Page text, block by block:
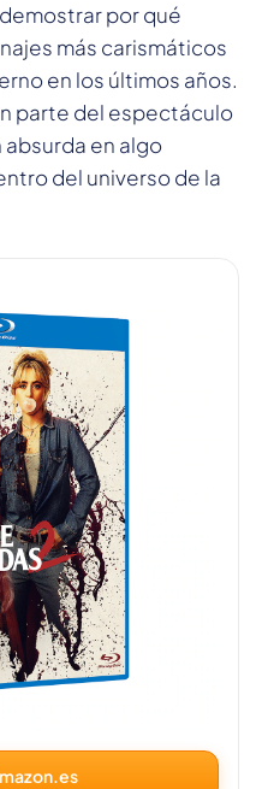
por qué
más carismáticos
en los últimos años.
parte del espectáculo
en algo
del universo de la